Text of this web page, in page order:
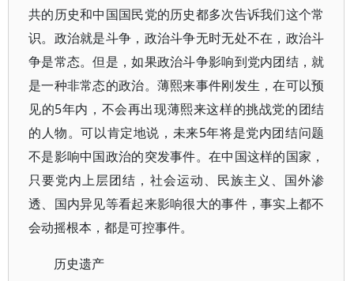
共的历史和中国国民党的历史都多次告诉我们这个常
识。政治就是斗争，政治斗争无时无处不在，政治斗
争是常态。但是，如果政治斗争影响到党内团结，就
是一种非常态的政治。薄熙来事件刚发生，在可以预
见的5年内，不会再出现薄熙来这样的挑战党的团结
的人物。可以肯定地说，未来5年将是党内团结问题
不是影响中国政治的突发事件。在中国这样的国家，
只要党内上层团结，社会运动、民族主义、国外渗
透、国内异见等看起来影响很大的事件，事实上都不
会动摇根本，都是可控事件。
历史遗产